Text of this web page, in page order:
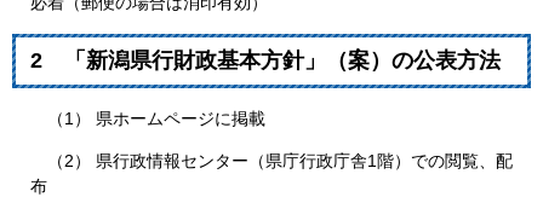
2 「新潟県行財政基本方針」（案）の公表方法
（1） 県ホームページに掲載
（2） 県行政情報センター（県庁行政庁舎1階）での閲覧、配
布